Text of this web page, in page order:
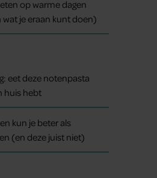
op warme dagen
je eraan kunt doen)
eet deze notenpasta
huis hebt
kun je beter als
(en deze juist niet)